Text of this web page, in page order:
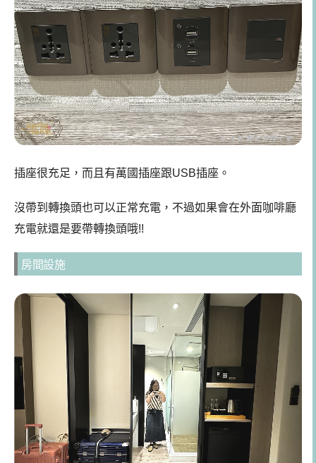
插座很充足，而且有萬國插座跟USB插座。
沒帶到轉換頭也可以正常充電，不過如果會在外面咖啡廳
充電就還是要帶轉換頭哦!!
房間設施